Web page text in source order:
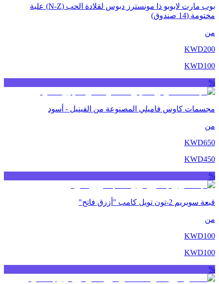
بوب مارت لابوبو ذا مونسترز دبوس لقلادة الحب (N-Z) علبة
مختومة (14 صندوق)
من
KWD200
KWD100
%
مجسمات كاوس فاميلي المصنوعة من الفينيل - أسود
من
KWD650
KWD450
%
قبعة سوبريم 2-تون تويل كامب "أزرق فاتح"
من
KWD100
KWD100
%